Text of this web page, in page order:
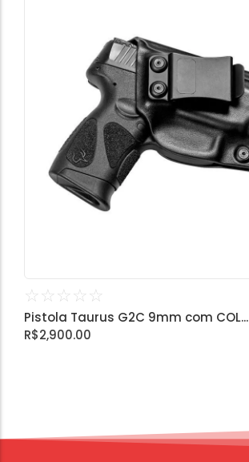
☆ ☆ ☆ ☆ ☆
Pistola Taurus G2C 9mm com COL...
R$2,900.00